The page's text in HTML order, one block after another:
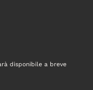
disponibile a breve